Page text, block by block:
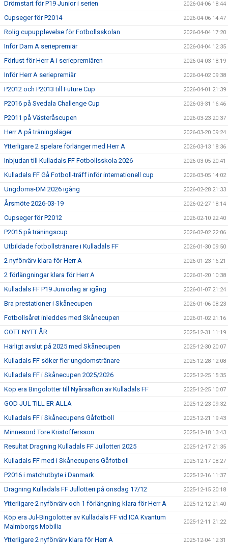
Drömstart för P19 Junior i serien 2026-04-06 18:44
Cupseger för P2014 2026-04-06 14:47
Rolig cupupplevelse för Fotbollsskolan 2026-04-04 17:20
Inför Dam A seriepremiär 2026-04-04 12:35
Förlust för Herr A i seriepremiären 2026-04-03 18:19
Inför Herr A seriepremiär 2026-04-02 09:38
P2012 och P2013 till Future Cup 2026-04-01 21:39
P2016 på Svedala Challenge Cup 2026-03-31 16:46
P2011 på Västeråscupen 2026-03-23 20:37
Herr A på träningsläger 2026-03-20 09:24
Ytterligare 2 spelare förlänger med Herr A 2026-03-13 18:36
Inbjudan till Kulladals FF Fotbollsskola 2026 2026-03-05 20:41
Kulladals FF Gå Fotboll-träff inför internationell cup 2026-03-05 14:02
Ungdoms-DM 2026 igång 2026-02-28 21:33
Årsmöte 2026-03-19 2026-02-27 18:14
Cupseger för P2012 2026-02-10 22:40
P2015 på träningscup 2026-02-02 22:06
Utbildade fotbollstränare i Kulladals FF 2026-01-30 09:50
2 nyförvärv klara för Herr A 2026-01-23 16:21
2 förlängningar klara för Herr A 2026-01-20 10:38
Kulladals FF P19 Juniorlag är igång 2026-01-07 21:24
Bra prestationer i Skånecupen 2026-01-06 08:23
Fotbollsåret inleddes med Skånecupen 2026-01-02 21:16
GOTT NYTT ÅR 2025-12-31 11:19
Härligt avslut på 2025 med Skånecupen 2025-12-30 20:07
Kulladals FF söker fler ungdomstränare 2025-12-28 12:08
Kulladals FF i Skånecupen 2025/2026 2025-12-25 15:35
Köp era Bingolotter till Nyårsafton av Kulladals FF 2025-12-25 10:07
GOD JUL TILL ER ALLA 2025-12-23 09:32
Kulladals FF i Skånecupens Gåfotboll 2025-12-21 19:43
Minnesord Tore Kristoffersson 2025-12-18 13:43
Resultat Dragning Kulladals FF Jullotteri 2025 2025-12-17 21:35
Kulladals FF med i Skånecupens Gåfotboll 2025-12-17 08:27
P2016 i matchutbyte i Danmark 2025-12-16 11:37
Dragning Kulladals FF Jullotteri på onsdag 17/12 2025-12-15 20:18
Ytterligare 2 nyförvärv och 1 förlängning klara för Herr A 2025-12-12 21:40
Köp era Jul-Bingolotter av Kulladals FF vid ICA Kvantum
Malmborgs Mobilia
2025-12-11 21:22
Ytterligare 2 nyförvärv klara för Herr A 2025-12-04 12:31